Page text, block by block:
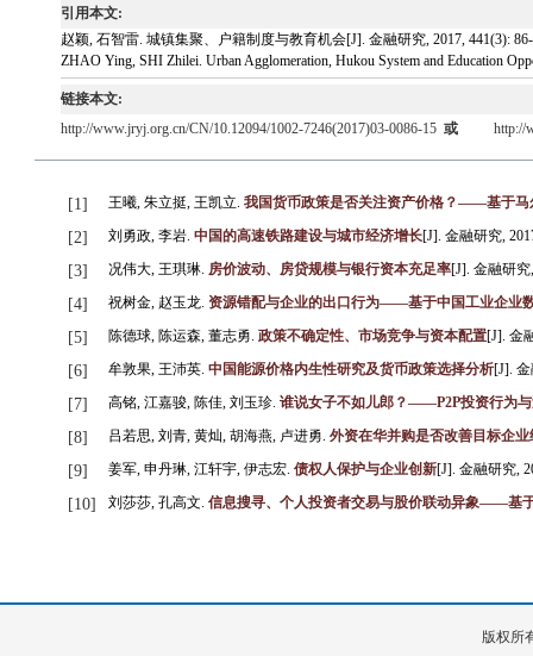
引用本文:
赵颖, 石智雷. 城镇集聚、户籍制度与教育机会[J]. 金融研究, 2017, 441(3):
ZHAO Ying, SHI Zhilei. Urban Agglomeration, Hukou System and Education
链接本文:
http://www.jryj.org.cn/CN/10.12094/1002-7246(2017)03-0086-15 或 http://
[1] 王曦, 朱立挺, 王凯立. 我国货币政策是否关注资产价格？——基于
[2] 刘勇政, 李岩. 中国的高速铁路建设与城市经济增长[J]. 金融研究,
[3] 况伟大, 王琪琳. 房价波动、房贷规模与银行资本充足率[J]. 金融研究
[4] 祝树金, 赵玉龙. 资源错配与企业的出口行为——基于中国工业企业
[5] 陈德球, 陈运森, 董志勇. 政策不确定性、市场竞争与资本配置[J]. 金
[6] 牟敦果, 王沛英. 中国能源价格内生性研究及货币政策选择分析[J]. 金
[7] 高铭, 江嘉骏, 陈佳, 刘玉珍. 谁说女子不如儿郎？——P2P投资行为
[8] 吕若思, 刘青, 黄灿, 胡海燕, 卢进勇. 外资在华并购是否改善目标企
[9] 姜军, 申丹琳, 江轩宇, 伊志宏. 债权人保护与企业创新[J]. 金融研究,
[10] 刘莎莎, 孔高文. 信息搜寻、个人投资者交易与股价联动异象——基
版权所